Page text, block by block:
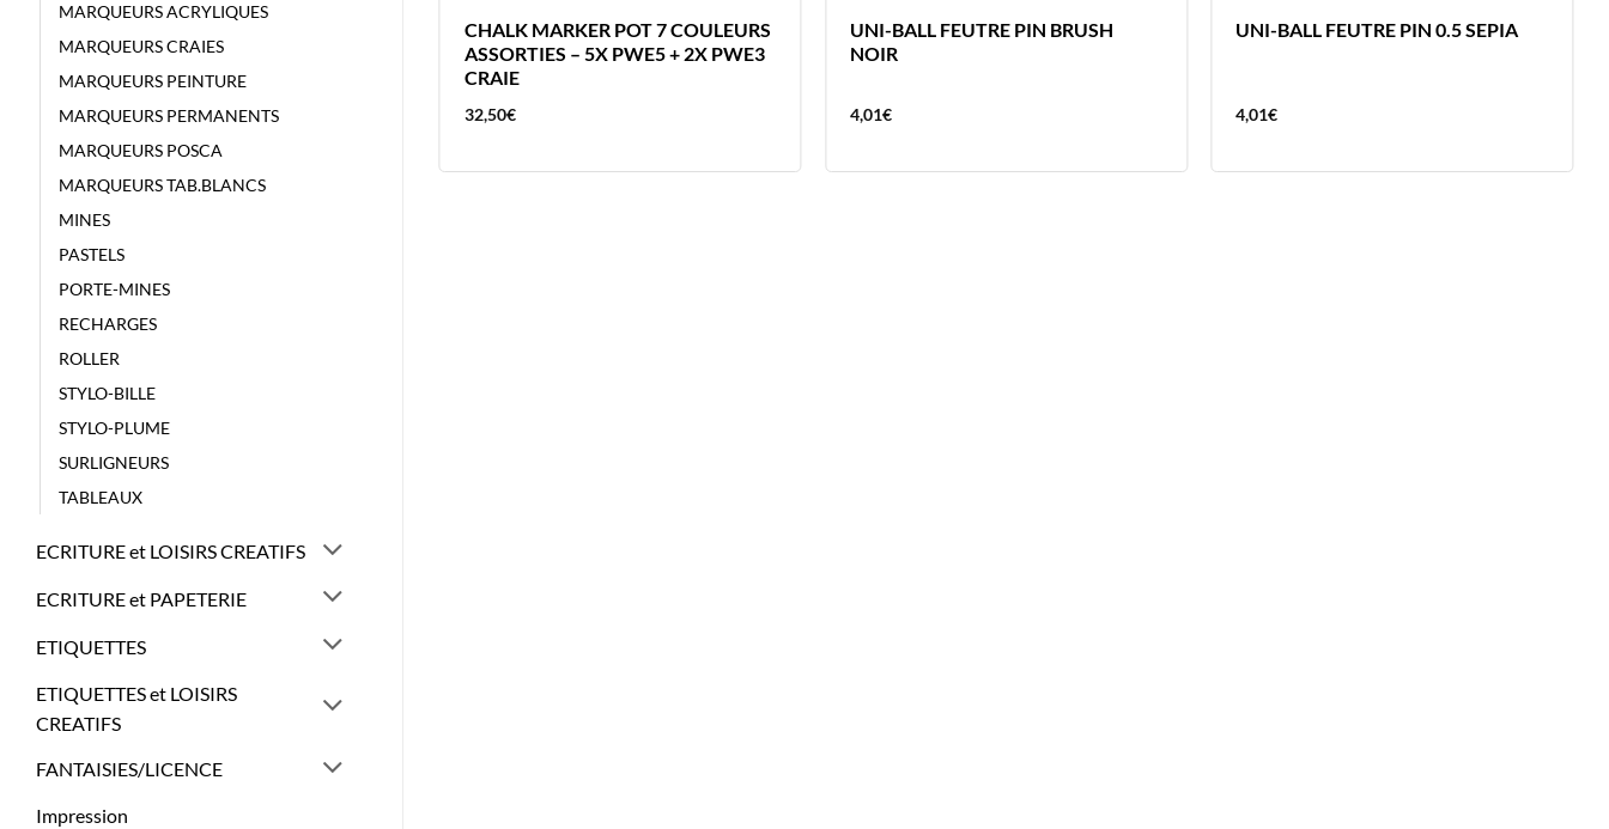
MARQUEURS ACRYLIQUES
MARQUEURS CRAIES
MARQUEURS PEINTURE
MARQUEURS PERMANENTS
MARQUEURS POSCA
MARQUEURS TAB.BLANCS
MINES
PASTELS
PORTE-MINES
RECHARGES
ROLLER
STYLO-BILLE
STYLO-PLUME
SURLIGNEURS
TABLEAUX
ECRITURE et LOISIRS CREATIFS
ECRITURE et PAPETERIE
ETIQUETTES
ETIQUETTES et LOISIRS
CREATIFS
FANTAISIES/LICENCE
Impression
CHALK MARKER POT 7 COULEURS
ASSORTIES – 5X PWE5 + 2X PWE3
CRAIE
32,50€
UNI-BALL FEUTRE PIN BRUSH
NOIR
4,01€
UNI-BALL FEUTRE PIN 0.5 SEPIA
4,01€
4,28€